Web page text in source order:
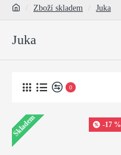
Zboží skladem Juka
Juka
0
Skladem -17 %